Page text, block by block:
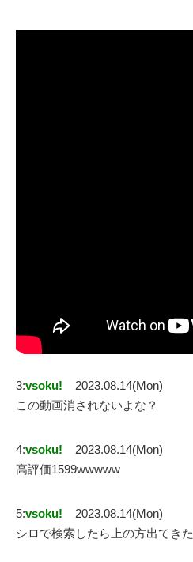
3:vsoku!
2023.08.14(Mon)
この動画消されないよな？
4:vsoku!
2023.08.14(Mon)
高評価1599wwwww
5:vsoku!
2023.08.14(Mon)
シロで検索したら上の方出てきた